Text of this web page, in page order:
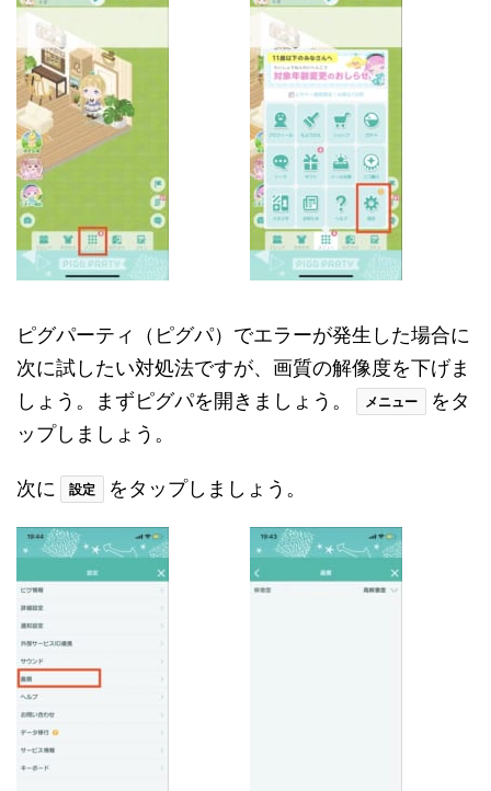
ピグパーティ（ピグパ）でエラーが発生した場合に
次に試したい対処法ですが、画質の解像度を下げま
しょう。まずピグパを開きましょう。
メニュー
をタ
ップしましょう。
次に 設定 をタップしましょう。